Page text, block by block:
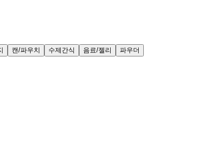
캔/파우치 수제간식 음료/젤리 파우더